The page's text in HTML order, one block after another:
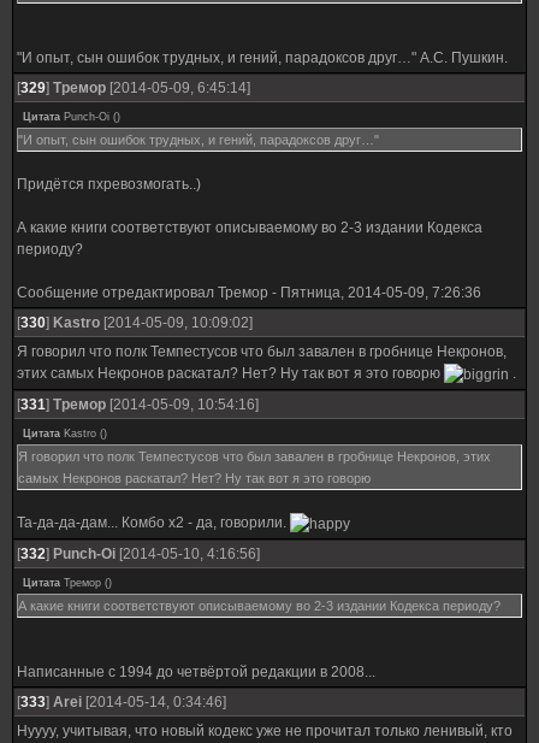
"И опыт, сын ошибок трудных, и гений, парадоксов друг…" А.С. Пушкин.
[329] Тремор [2014-05-09, 6:45:14]
Цитата Punch-Oi ()
"И опыт, сын ошибок трудных, и гений, парадоксов друг…"
Придётся пхревозмогать..)
А какие книги соответствуют описываемому во 2-3 издании Кодекса
периоду?
Сообщение отредактировал Тремор - Пятница, 2014-05-09, 7:26:36
[330] Kastro [2014-05-09, 10:09:02]
Я говорил что полк Темпестусов что был завален в гробнице Некронов,
этих самых Некронов раскатал? Нет? Ну так вот я это говорю
.
[331] Тремор [2014-05-09, 10:54:16]
Цитата Kastro ()
Я говорил что полк Темпестусов что был завален в гробнице Некронов, этих
самых Некронов раскатал? Нет? Ну так вот я это говорю
Та-да-да-дам... Комбо х2 - да, говорили.
[332] Punch-Oi [2014-05-10, 4:16:56]
Цитата Тремор ()
А какие книги соответствуют описываемому во 2-3 издании Кодекса периоду?
Написанные с 1994 до четвёртой редакции в 2008...
[333] Arei [2014-05-14, 0:34:46]
Нуууу, учитывая, что новый кодекс уже не прочитал только ленивый, кто